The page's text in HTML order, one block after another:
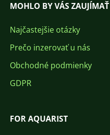
MOHLO BY VÁS ZAUJÍMAŤ
Najčastejšie otázky
Prečo inzerovať u nás
Obchodné podmienky
GDPR
FOR AQUARIST